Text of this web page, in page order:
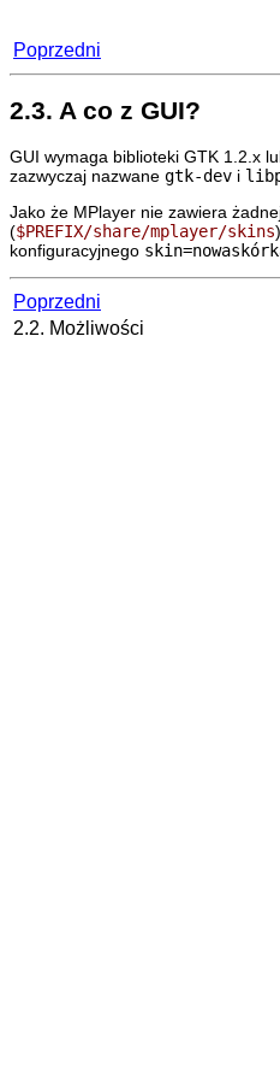
Poprzedni
2.3. A co z GUI?
GUI wymaga biblioteki GTK 1.2.x
zazwyczaj nazwane gtk-dev i
Jako że MPlayer nie zawiera
($PREFIX/share/mplayer/skins
konfiguracyjnego
Poprzedni
2.2. Możliwości